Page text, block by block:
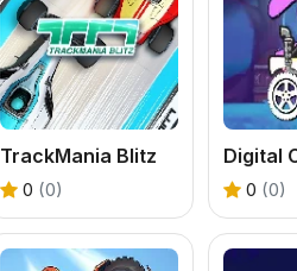
TrackMania Blitz
0 (0) 0 (0)